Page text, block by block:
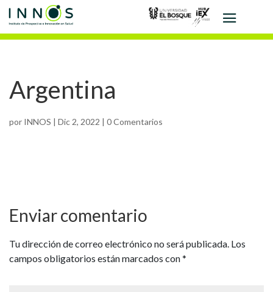
Argentina
por INNOS | Dic 2, 2022 | 0 Comentarios
Enviar comentario
Tu dirección de correo electrónico no será publicada. Los
campos obligatorios están marcados con*